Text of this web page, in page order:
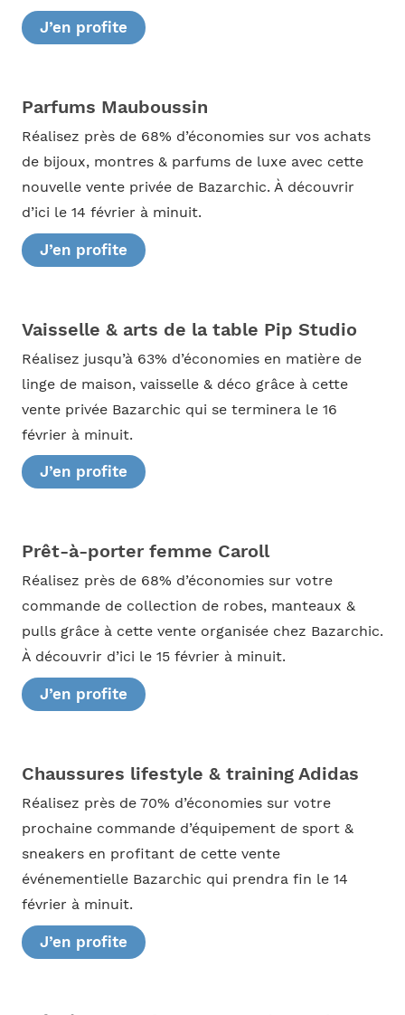
J’en profite
Parfums Mauboussin
Réalisez près de 68% d’économies sur vos achats
de bijoux, montres & parfums de luxe avec cette
nouvelle vente privée de Bazarchic. À découvrir
d’ici le 14 février à minuit.
J’en profite
Vaisselle & arts de la table Pip Studio
Réalisez jusqu’à 63% d’économies en matière de
linge de maison, vaisselle & déco grâce à cette
vente privée Bazarchic qui se terminera le 16
février à minuit.
J’en profite
Prêt-à-porter femme Caroll
Réalisez près de 68% d’économies sur votre
commande de collection de robes, manteaux &
pulls grâce à cette vente organisée chez Bazarchic.
À découvrir d’ici le 15 février à minuit.
J’en profite
Chaussures lifestyle & training Adidas
Réalisez près de 70% d’économies sur votre
prochaine commande d’équipement de sport &
sneakers en profitant de cette vente
événementielle Bazarchic qui prendra fin le 14
février à minuit.
J’en profite